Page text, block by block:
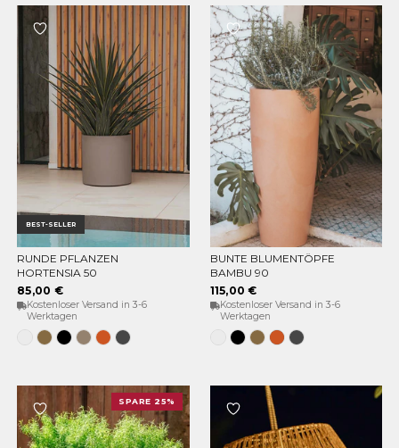
BEST-SELLER
OPTIONEN WÄHLEN
RUNDE PFLANZEN
HORTENSIA 50
85,00 €
Kostenloser Versand in 3-6
Werktagen
WeissBronzeSchwarz
TaupeTerracota
Anthrazit
OPTIONEN WÄHLEN
BUNTE BLUMENTÖPFE
BAMBU 90
115,00 €
Kostenloser Versand in 3-6
Werktagen
WeissSchwarz
BronzeTerracota
Anthrazit
SPARE 25%